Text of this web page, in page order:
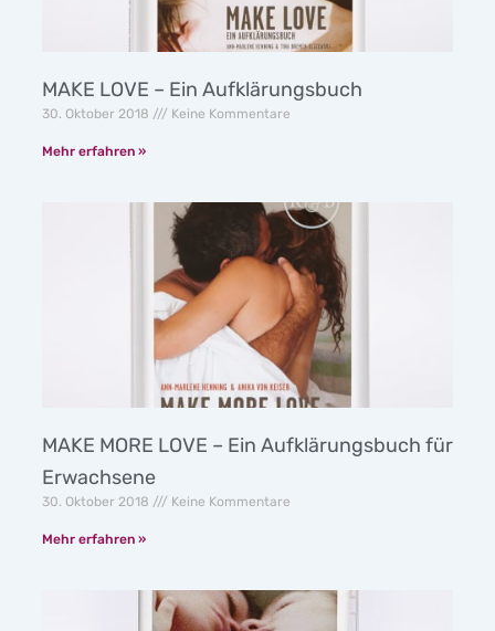
MAKE LOVE – Ein Aufklärungsbuch
30. Oktober 2018 Keine Kommentare
Mehr erfahren »
MAKE MORE LOVE – Ein Aufklärungsbuch für
Erwachsene
30. Oktober 2018 Keine Kommentare
Mehr erfahren »